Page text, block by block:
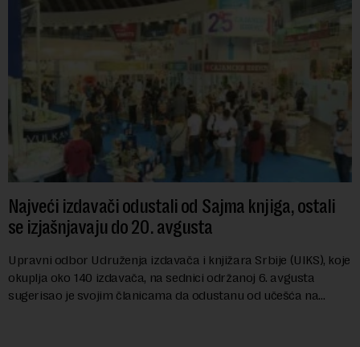
Najveći izdavači odustali od Sajma knjiga, ostali
se izjašnjavaju do 20. avgusta
Upravni odbor Udruženja izdavača i knjižara Srbije (UIKS), koje
okuplja oko 140 izdavača, na sednici održanoj 6. avgusta
sugerisao je svojim članicama da odustanu od učešća na